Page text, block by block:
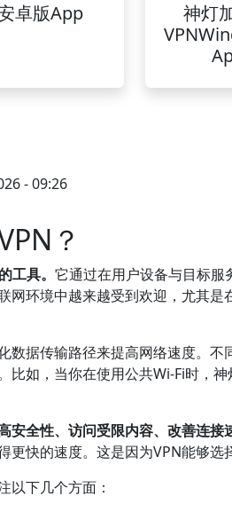
卓版App
神灯
- 09:26
？
工具。 它通过在用户设备与目标
网环境中越来越受到欢迎，尤其
数据传输路径来提高网络速度。
比如，当你在使用公共Wi-Fi时，
安全性、访问受限内容、改善连接
快的速度。这是因为VPN能够选
以下几个方面：